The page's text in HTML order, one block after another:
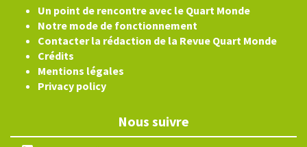
Un point de rencontre avec le Quart Monde
Notre mode de fonctionnement
Contacter la rédaction de la Revue Quart Monde
Crédits
Mentions légales
Privacy policy
Nous suivre